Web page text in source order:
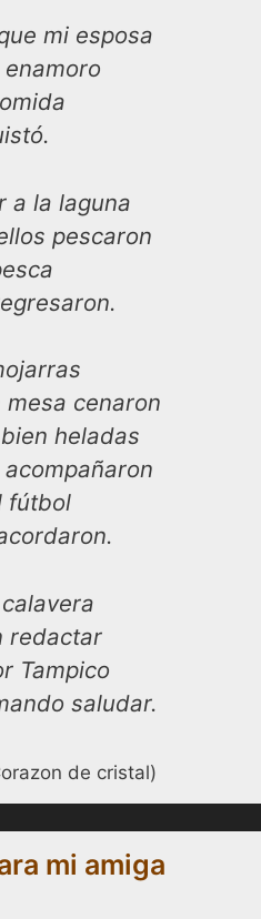
mi esposa
a la laguna
pescaron
cenaron
heladas
fútbol
redactar
Tampico
saludar.
de cristal)
mi amiga